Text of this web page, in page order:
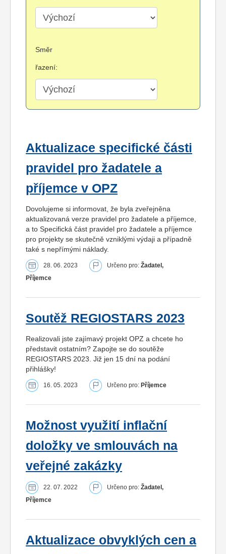
Směr
řazení:
Aktualizace specifické části
pravidel pro žadatele a
příjemce v OPZ
Dovolujeme si informovat, že byla zveřejněna
aktualizovaná verze pravidel pro žadatele a příjemce,
a to Specifická část pravidel pro žadatele a příjemce
pro projekty se skutečně vzniklými výdaji a případně
také s nepřímými náklady.
28. 06. 2023 Určeno pro: Žadatel,
Příjemce
Soutěž REGIOSTARS 2023
Realizovali jste zajímavý projekt OPZ a chcete ho
představit ostatním? Zapojte se do soutěže
REGIOSTARS 2023. Již jen 15 dní na podání
přihlášky!
16. 05. 2023 Určeno pro: Příjemce
Možnost využití inflační
doložky ve smlouvách na
veřejné zakázky
22. 07. 2022 Určeno pro: Žadatel,
Příjemce
Aktualizace obvyklých cen a